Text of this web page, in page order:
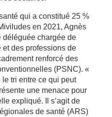
qui a constitué 25 %
en 2021, Agnès
déléguée chargée de
et des professions de
renforcé des
(PSNC). «
tri entre ce qui peut
une menace pour
expliqué. Il s’agit de
de santé (ARS)